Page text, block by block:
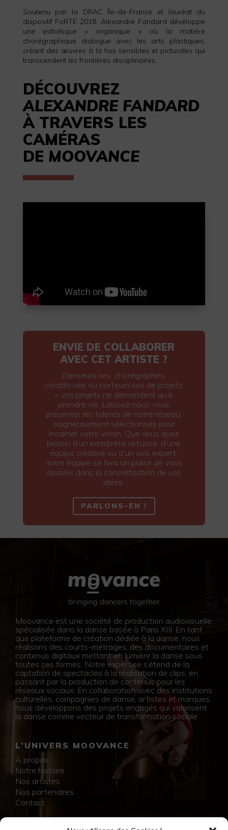
Soutenu par la DRAC Île-de-France et lauréat du
dispositif FoRTE 2018, Alexandre Fandard développe
une esthétique « organique » où la matière
chorégraphique dialogue avec les arts plastiques,
créant des œuvres à la fois sensibles et picturales qui
transcendent les frontières disciplinaires.
DÉCOUVREZ
ALEXANDRE FANDARD
À TRAVERS LES
CAMÉRAS
DE MOOVANCE
ENVIE DE COLLABORER
AVEC CET ARTISTE ?
Danseurs·ses, chorégraphes,
créatifs·ves ou porteurs·ses de projets
– vos projets ne demandent qu’à
prendre vie. Laissez-nous vous
présenter les talents de notre réseau,
soigneusement sélectionnés pour
incarner votre vision. Que vous ayez
besoin d’un interprète virtuose, d’une
équipe créative ou d’un avis expert,
notre équipe se fera un plaisir de vous
épauler dans la concrétisation de vos
idées.
PARLONS-EN !
Moovance est une société de production audiovisuelle
spécialisée dans la danse basée à Paris XIII. En tant
que plateforme de création dédiée à la danse, nous
réalisons des courts-métrages, des documentaires et
contenus digitaux mettant en lumière la danse sous
toutes ses formes. Notre expertise s’étend de la
captation de spectacles à la réalisation de clips, en
passant par la production de contenus pour les
réseaux sociaux. En collaboration avec des institutions
culturelles, compagnies de danse, artistes et marques,
nous développons des projets engagés qui valorisent
la danse comme vecteur de transformation sociale.
L’UNIVERS MOOVANCE
À propos
Notre histoire
Nos artistes
Nos partenaires
Contact